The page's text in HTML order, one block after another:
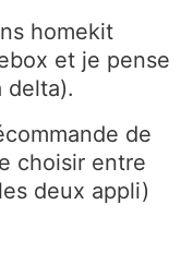
homekit
et je pense
delta).
de
choisir entre
deux appli)